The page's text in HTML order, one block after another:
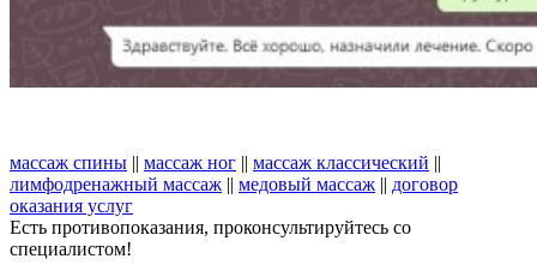
массаж спины || массаж ног || массаж классический ||
лимфодренажный массаж || медовый массаж || договор
оказания услуг
Есть противопоказания, проконсультируйтесь со
специалистом!